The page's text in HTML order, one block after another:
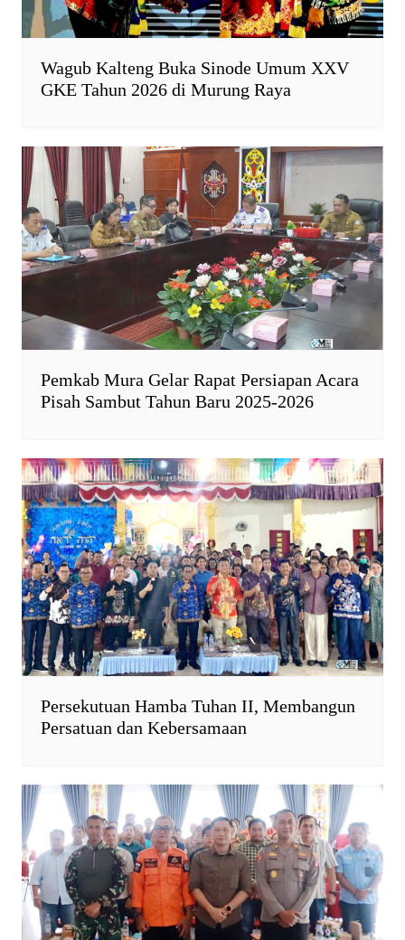
Wagub Kalteng Buka Sinode Umum XXV
GKE Tahun 2026 di Murung Raya
Pemkab Mura Gelar Rapat Persiapan Acara
Pisah Sambut Tahun Baru 2025-2026
Persekutuan Hamba Tuhan II, Membangun
Persatuan dan Kebersamaan